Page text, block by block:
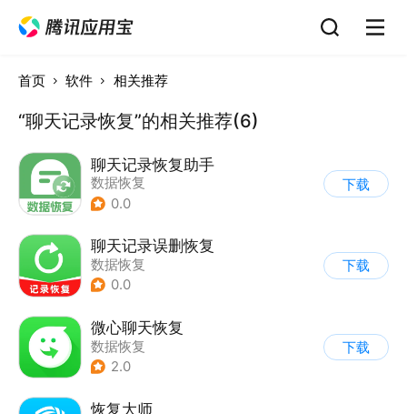
首页 软件 相关推荐
“聊天记录恢复”的相关推荐(6)
聊天记录恢复助手
数据恢复
0.0
下载
聊天记录误删恢复
数据恢复
0.0
下载
微心聊天恢复
数据恢复
2.0
下载
恢复大师